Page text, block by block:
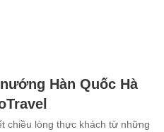
Hàn Quốc Hà
chiều lòng thực khách từ những